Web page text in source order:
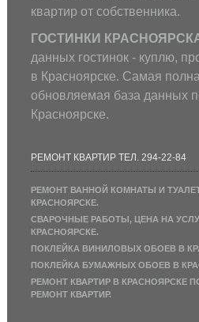
квартир от собственника.
ГОСТИНКИ
данных гостинок - куплю,
в Красноярске. Самая
обновляемая база данных
Красноярске.
РЕМОНТ КВАРТИР ТЕЛ. 294-22-84
РЕМОНТ ВАННОЙ КОМНАТЫ И
КРАСНОЯРСКЕ.
СВАРОЧНЫЕ РАБОТЫ, ЦЕНА НА
КРАСНОЯРСКЕ.
ПОКЛЕЙКА ВИНИЛОВЫХ ОБОЕВ В
ПОКЛЕЙКА БУМАЖНЫХ ОБОЕВ В
РЕМОНТ КВАРТИР В КРАСНОЯРСКЕ
РЕМОНТ КВАРТИР.